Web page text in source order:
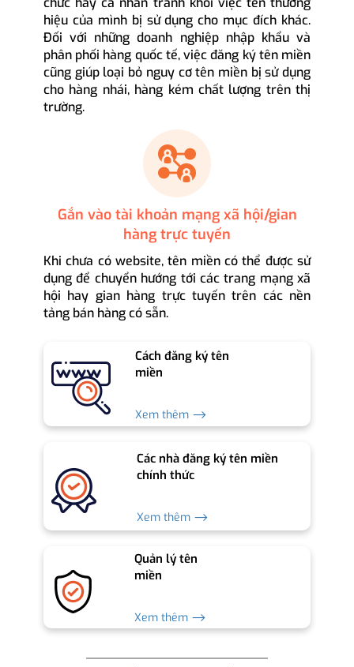
hiệu của mình bị sử dụng cho mục đích khác.
Đối với những doanh nghiệp nhập khẩu và
phân phối hàng quốc tế, việc đăng ký tên miền
cũng giúp loại bỏ nguy cơ tên miền bị sử dụng
cho hàng nhái, hàng kém chất lượng trên thị
trường.
Gắn vào tài khoản mạng xã hội/gian
hàng trực tuyến
Khi chưa có website, tên miền có thể được sử
dụng để chuyển hướng tới các trang mạng xã
hội hay gian hàng trực tuyến trên các nền
tảng bán hàng có sẵn.
Cách đăng ký tên
miền
Xem thêm ⟶
Các nhà đăng ký tên miền
chính thức
Xem thêm ⟶
Quản lý tên
miền
Xem thêm ⟶